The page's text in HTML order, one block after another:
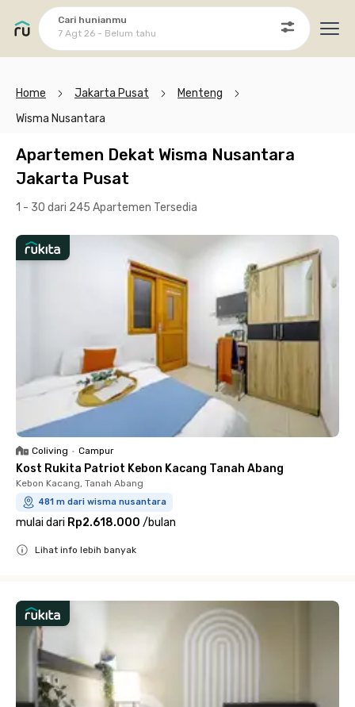
Cari hunianmu
7 Agt 26 - Belum tahu
Home Jakarta Pusat
Menteng
Wisma Nusantara
Apartemen Dekat Wisma Nusantara
Jakarta Pusat
1 - 30 dari 245 Apartemen Tersedia
Coliving • Campur
Kost Rukita Patriot Kebon Kacang Tanah Abang
Kebon Kacang, Tanah Abang
481 m dari wisma nusantara
mulai dari Rp2.618.000 /bulan
Lihat info lebih banyak